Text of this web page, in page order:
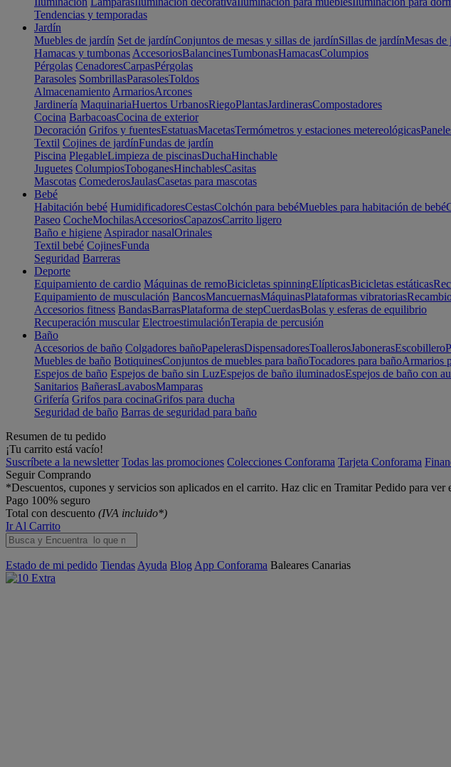
Tendencias y temporadas
Jardín
Muebles de jardín Set de jardínConjuntos de mesas y sillas de jardínSillas de jardínMesas de
Hamacas y tumbonas AccesoriosBalancinesTumbonasHamacasColumpios
Pérgolas CenadoresCarpasPérgolas
Parasoles SombrillasParasolesToldos
Almacenamiento ArmariosArcones
Jardinería MaquinariaHuertos UrbanosRiegoPlantasJardinerasCompostadores
Cocina BarbacoasCocina de exterior
Decoración Grifos y fuentesEstatuasMacetasTermómetros y estaciones metereológicas
Textil Cojines de jardínFundas de jardín
Piscina PlegableLimpieza de piscinasDuchaHinchable
Juguetes ColumpiosToboganesHinchablesCasitas
Mascotas ComederosJaulasCasetas para mascotas
Bebé
Habitación bebé HumidificadoresCestasColchón para bebéMuebles para habitación de bebé
Paseo CocheMochilasAccesoriosCapazosCarrito ligero
Baño e higiene Aspirador nasalOrinales
Textil bebé CojinesFunda
Seguridad Barreras
Deporte
Equipamiento de cardio Máquinas de remoBicicletas spinningElípticasBicicletas estáticas
Equipamiento de musculación BancosMancuernasMáquinasPlataformas vibratorias
Accesorios fitness BandasBarrasPlataforma de stepCuerdasBolas y esferas de equilibrio
Recuperación muscular ElectroestimulaciónTerapia de percusión
Baño
Accesorios de baño Colgadores bañoPapelerasDispensadoresToallerosJabonerasEscobillero
Muebles de baño BotiquinesConjuntos de muebles para bañoTocadores para bañoArmarios
Espejos de baño Espejos de baño sin LuzEspejos de baño iluminadosEspejos de baño con
Sanitarios BañerasLavabosMamparas
Grifería Grifos para cocinaGrifos para ducha
Seguridad de baño Barras de seguridad para baño
Resumen de tu pedido
¡Tu carrito está vacío!
Suscríbete a la newsletter Todas las promociones Colecciones Conforama Tarjeta Conforama
Seguir Comprando
*Descuentos, cupones y servicios son aplicados en el carrito. Haz clic en Tramitar Pedido para ver
Pago 100% seguro
Total con descuento (IVA incluido*)
Ir Al Carrito
Estado de mi pedido Tiendas Ayuda Blog App Conforama Baleares Canarias